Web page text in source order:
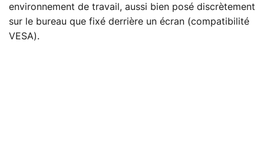
environnement de travail, aussi bien posé discrètement
sur le bureau que fixé derrière un écran (compatibilité
VESA).